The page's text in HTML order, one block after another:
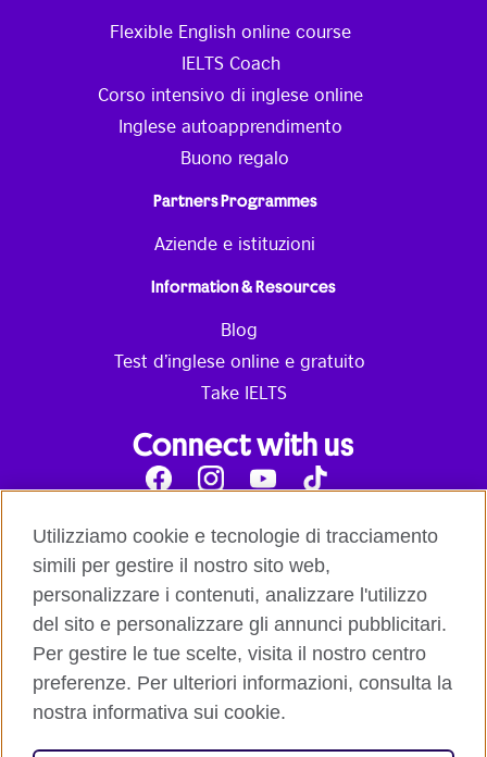
Flexible English online course
IELTS Coach
Corso intensivo di inglese online
Inglese autoapprendimento
Buono regalo
Partners Programmes
Aziende e istituzioni
Information & Resources
Blog
Test d’inglese online e gratuito
Take IELTS
Connect with us
FacebookInstagramYoutube
Tik
Tok
Read our blog Contact us
English online courses:
Terms and Conditions of Use
Student Code of Conduct
Equality, Diversity and Inclusion Statement for
Teaching
Privacy notice
Global British Council:
Cookies
Safeguarding Global Policy Statement
Terms
of Use British Council Digital Services
Utilizziamo cookie e tecnologie di tracciamento
simili per gestire il nostro sito web,
personalizzare i contenuti, analizzare l'utilizzo
del sito e personalizzare gli annunci pubblicitari.
Per gestire le tue scelte, visita il nostro centro
preferenze. Per ulteriori informazioni, consulta la
nostra informativa sui cookie.